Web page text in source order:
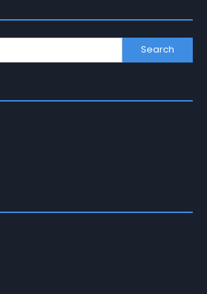
Search